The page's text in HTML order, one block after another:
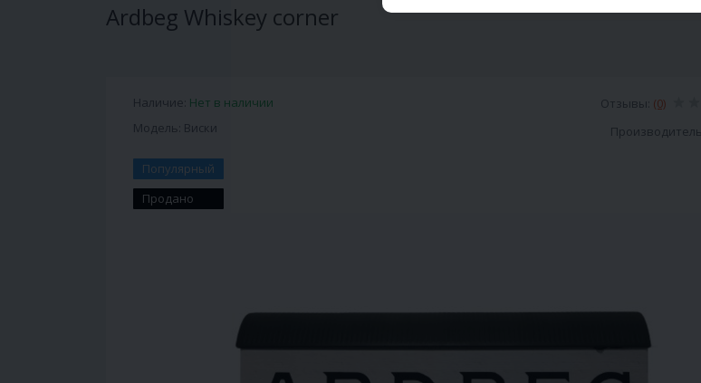
Ardbeg Whiskey corner
Наличие: Нет в наличии
Модель: Виски
Отзывы: (0)
Производитель:
Популярный
Продано